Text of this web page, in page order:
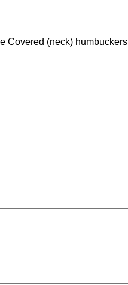
Covered (neck) humbuckers